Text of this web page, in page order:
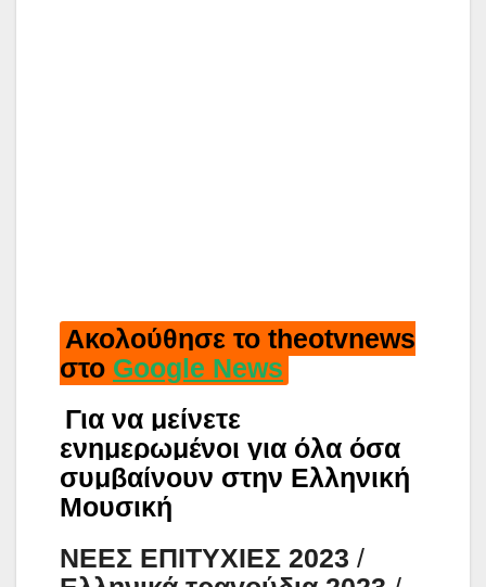
Ακολούθησε το theotvnews
στο Google News
Για να μείνετε
ενημερωμένοι για όλα όσα
συμβαίνουν στην Ελληνική
Μουσική
ΝΕΕΣ ΕΠΙΤΥΧΙΕΣ 2023 /